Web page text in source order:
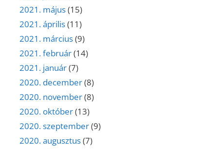
2021. május(15)
2021. április(11)
2021. március(9)
2021. február(14)
2021. január(7)
2020. december(8)
2020. november(8)
2020. október(13)
2020. szeptember(9)
2020. augusztus(7)